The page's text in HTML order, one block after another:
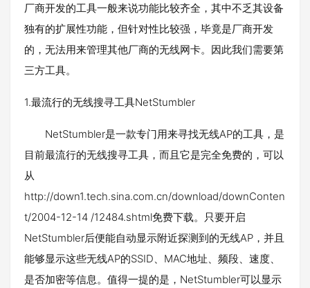
厂商开发的工具一般来说功能比较齐全，其中不乏其设备
独有的扩展性功能，但针对性比较强，毕竟是厂商开发
的，无法用来管理其他厂商的无线网卡。因此我们需要第
三方工具。
1.最流行的无线搜寻工具NetStumbler
NetStumbler是一款专门用来寻找无线AP的工具，是
目前最流行的无线搜寻工具，而且它是完全免费的，可以
从
http://down1.tech.sina.com.cn/download/downConten
t/2004-12-14 /12484.shtml免费下载。只要开启
NetStumbler后便能自动显示附近探测到的无线AP，并且
能够显示这些无线AP的SSID、MAC地址、频段、速度、
是否加密等信息。值得一提的是，NetStumbler可以显示